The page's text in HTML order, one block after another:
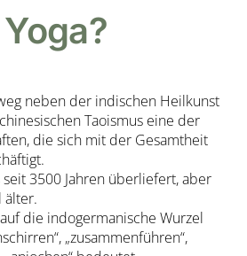
neben der indischen Heilkunst
Taoismus eine der
die sich mit der Gesamtheit
3500 Jahren überliefert, aber
älter.
die indogermanische Wurzel
„zusammenführen“,